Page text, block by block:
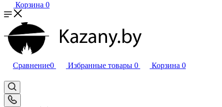
Корзина 0
Сравнение0 Избранные товары 0 Корзина 0